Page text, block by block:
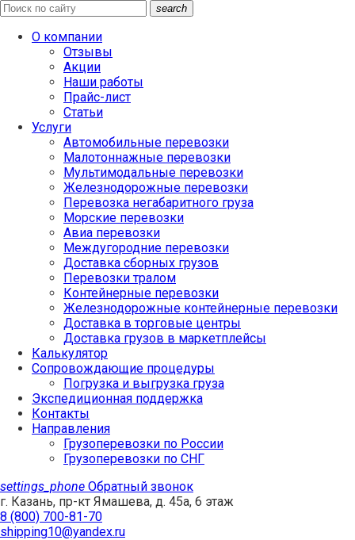
search
О компании
Отзывы
Акции
Наши работы
Прайс-лист
Статьи
Услуги
Автомобильные перевозки
Малотоннажные перевозки
Мультимодальные перевозки
Железнодорожные перевозки
Перевозка негабаритного груза
Морские перевозки
Авиа перевозки
Междугородние перевозки
Доставка сборных грузов
Перевозки тралом
Контейнерные перевозки
Железнодорожные контейнерные перевозки
Доставка в торговые центры
Доставка грузов в маркетплейсы
Калькулятор
Сопровождающие процедуры
Погрузка и выгрузка груза
Экспедиционная поддержка
Контакты
Направления
Грузоперевозки по России
Грузоперевозки по СНГ
settings_phone Обратный звонок
г. Казань, пр-кт Ямашева, д. 45а, 6 этаж
8 (800) 700-81-70
shipping10@yandex.ru